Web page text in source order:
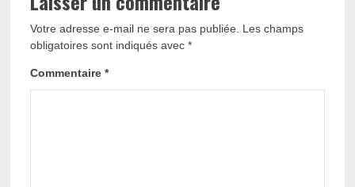
Votre adresse e-mail ne sera pas publiée.
Les champs
obligatoires sont indiqués avec*
Commentaire*